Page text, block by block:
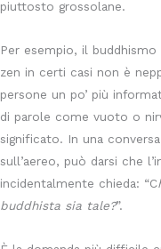
piuttosto grossolane.
Per esempio, il
zen in certi casi non è
persone un po’ più
di parole come vuoto o
significato. In una
sull’aereo, può darsi che
incidentalmente chieda: “C
buddhista sia tale?”.